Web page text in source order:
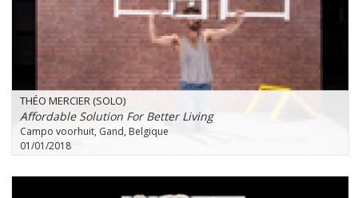
THÉO MERCIER (SOLO)
Affordable Solution For Better Living
Campo voorhuit, Gand, Belgique
01/01/2018